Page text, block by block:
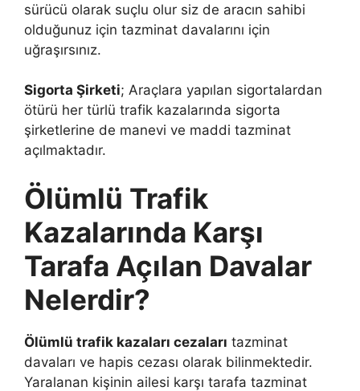
sürücü olarak suçlu olur siz de aracın sahibi
olduğunuz için tazminat davalarını için
uğraşırsınız.
Sigorta Şirketi; Araçlara yapılan sigortalardan
ötürü her türlü trafik kazalarında sigorta
şirketlerine de manevi ve maddi tazminat
açılmaktadır.
Ölümlü Trafik
Kazalarında Karşı
Tarafa Açılan Davalar
Nelerdir?
Ölümlü trafik kazaları cezaları tazminat
davaları ve hapis cezası olarak bilinmektedir.
Yaralanan kişinin ailesi karşı tarafa tazminat